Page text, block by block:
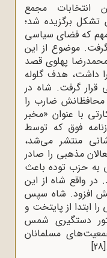
انتخابات مجمع
تشکل برگزیده شد؛
که فضای سیاسی
گرفت. موضوع از این
15 بهمن 1327 وقتی محمدرضا پهلوی قصد
داشت، هدف گلوله
قرار گرفت. شاه در
محافظانش ضارب را
با عنوان «مخبر
فوق که توسط
منتشر می‌شد،
مذهبی را صادر
به حزب توده باعث
واقع شاه از این
افزود. شاه سپس
ابتدا از پایتخت و
دستگیری شمس
مسلمانان
[28]